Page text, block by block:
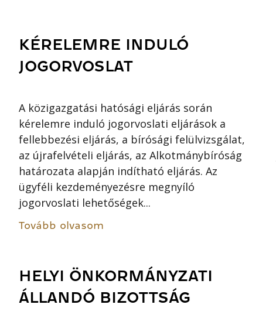
KÉRELEMRE INDULÓ
JOGORVOSLAT
A közigazgatási hatósági eljárás során
kérelemre induló jogorvoslati eljárások a
fellebbezési eljárás, a bírósági felülvizsgálat,
az újrafelvételi eljárás, az Alkotmánybíróság
határozata alapján indítható eljárás. Az
ügyféli kezdeményezésre megnyíló
jogorvoslati lehetőségek...
Tovább olvasom
HELYI ÖNKORMÁNYZATI
ÁLLANDÓ BIZOTTSÁG